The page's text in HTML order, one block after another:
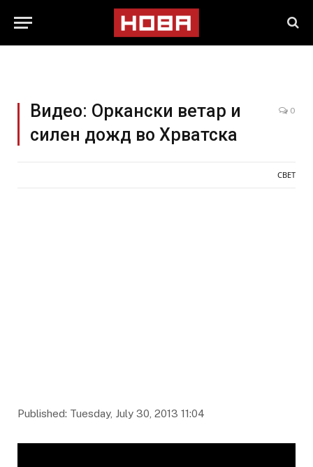
Видео: Оркански ветар и
силен дожд во Хрватска
0
СВЕТ
Published: Tuesday, July 30, 2013 11:04